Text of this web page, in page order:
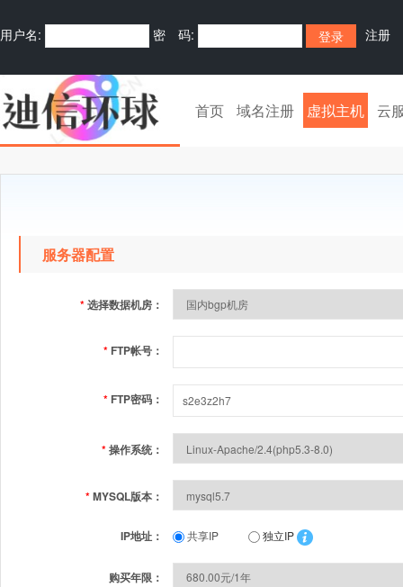
用户名: 密 码: 注册
首页 域名注册 虚拟主机 云
服务器配置
*选择数据机房：
* FTP帐号：
* FTP密码：
*操作系统：
*MYSQL版本：
IP地址： 共享IP 独立IP
购买年限：